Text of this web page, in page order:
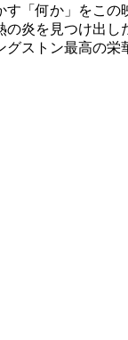
「何か」をこ
炎を見つけ出
ストン最高の栄